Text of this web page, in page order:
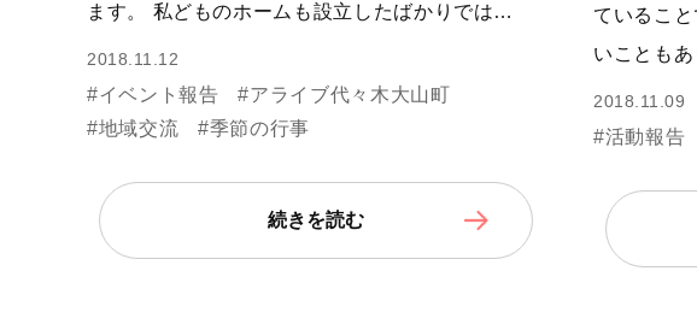
ます。 私どものホームも設立したばかりでは…
2018.11.12
#イベント報告
#アライブ代々木大山町
#地域交流
#季節の行事
続きを読む
ているこ
いことも
2018.11.09
#活動報告